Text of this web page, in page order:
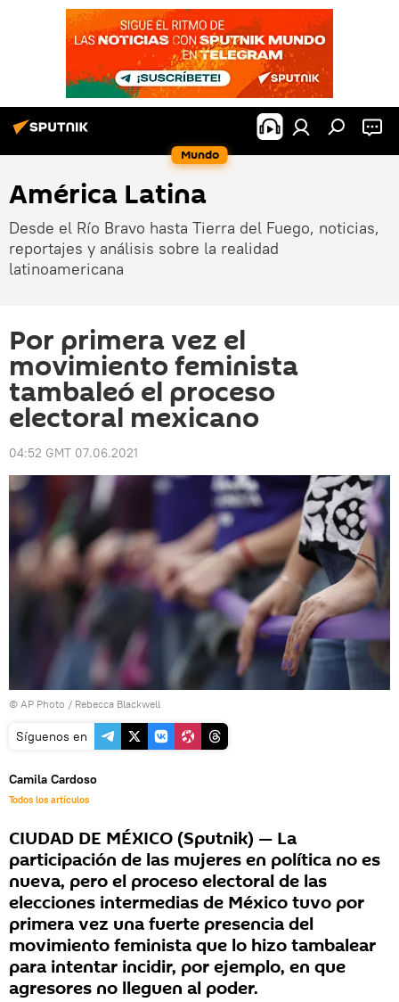
Mundo
América Latina
Desde el Río Bravo hasta Tierra del Fuego, noticias,
reportajes y análisis sobre la realidad
latinoamericana
Por primera vez el
movimiento feminista
tambaleó el proceso
electoral mexicano
04:52 GMT 07.06.2021
© AP Photo / Rebecca Blackwell
Síguenos en
Camila Cardoso
Todos los artículos
CIUDAD DE MÉXICO (Sputnik) — La
participación de las mujeres en política no es
nueva, pero el proceso electoral de las
elecciones intermedias de México tuvo por
primera vez una fuerte presencia del
movimiento feminista que lo hizo tambalear
para intentar incidir, por ejemplo, en que
agresores no lleguen al poder.